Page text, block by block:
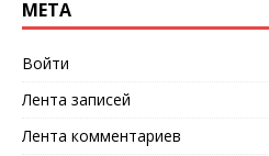
МЕТА
Войти
Лента записей
Лента комментариев